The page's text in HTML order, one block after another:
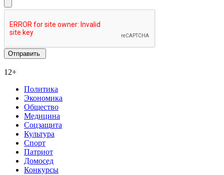
12+
Политика
Экономика
Общество
Медицина
Соцзащита
Культура
Спорт
Патриот
Домосед
Конкурсы